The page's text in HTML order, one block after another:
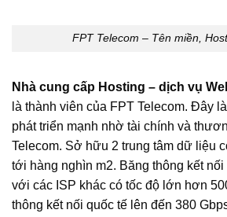
FPT Telecom – Tên miền,
Nhà cung cấp Hosting – dịch vụ
là thành viên của FPT Telecom. Đây
phát triển mạnh nhờ tài chính và
Telecom. Sở hữu 2 trung tâm dữ liệu
tới hàng nghìn m2. Băng thông kết
với các ISP khác có tốc độ lớn hơn
thông kết nối quốc tế lên đến 380